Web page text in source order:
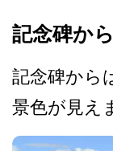
記念碑か
記念碑から
景色が見え